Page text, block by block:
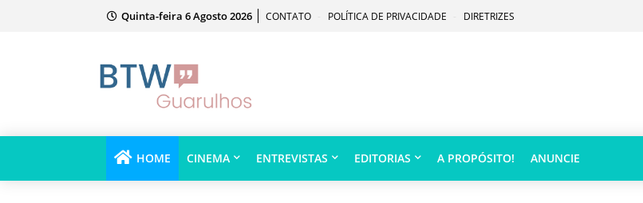
Quinta-feira 6 Agosto 2026 CONTATO POLÍTICA DE PRIVACIDADE DIRETRIZES
HOME CINEMA ENTREVISTAS EDITORIAS A PROPÓSITO! ANUNCIE